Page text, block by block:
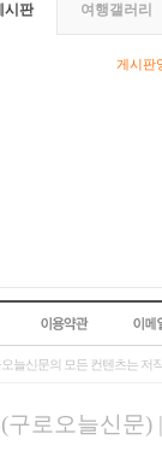
시판 여행갤러리
게시판
늘신문의 모든 컨텐츠는 저
로오늘신문)